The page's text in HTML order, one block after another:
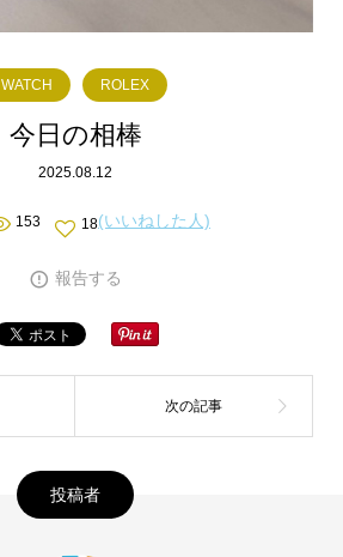
WATCH ROLEX
今日の相棒
2025.08.12
153 18(いいねした人)
報告する
投稿者